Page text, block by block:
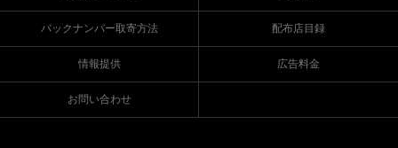
バックナンバー取寄方法 配布店目録
情報提供 広告料金
お問い合わせ